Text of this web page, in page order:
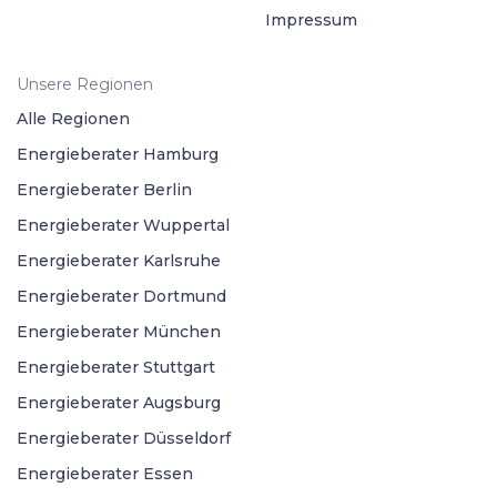
Impressum
Unsere Regionen
Alle Regionen
Energieberater Hamburg
Energieberater Berlin
Energieberater Wuppertal
Energieberater Karlsruhe
Energieberater Dortmund
Energieberater München
Energieberater Stuttgart
Energieberater Augsburg
Energieberater Düsseldorf
Energieberater Essen